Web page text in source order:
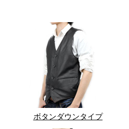
ボタンダウンタイプ